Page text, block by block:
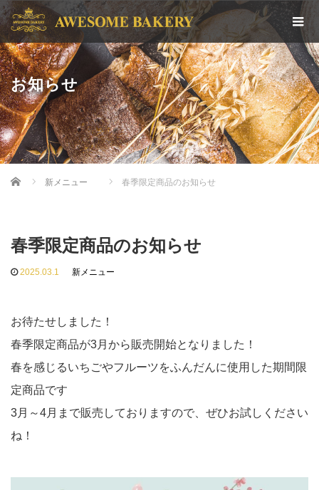
お知らせ
Home 新メニュー 春季限定商品のお知らせ
春季限定商品のお知らせ
2025.03.1 新メニュー
お待たせしました！
春季限定商品が3月から販売開始となりました！
春を感じるいちごやフルーツをふんだんに使用した期間限
定商品です
3月～4月まで販売しておりますので、ぜひお試しください
ね！